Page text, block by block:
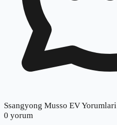
Ssangyong Musso EV Yorumlari
0 yorum